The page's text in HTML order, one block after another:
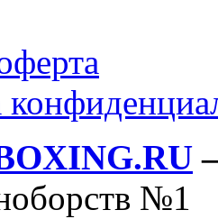
№1